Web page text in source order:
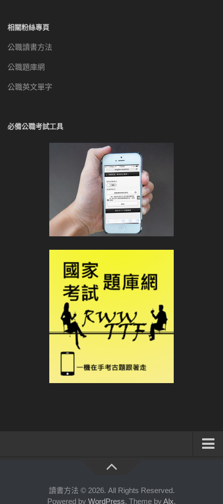
相關粉絲專頁
公職讀書方法
公職題庫網
公職英文單字
必備公職考試工具
讀書方法 © 2026. All Rights Reserved.
Powered by WordPress. Theme byAlx.